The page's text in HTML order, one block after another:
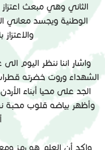
الثاني وهي مبعث اعتزاز
الوطنية ويجسد معاني
والاعتزاز
واشار اننا ننظر اليوم
الشهداء وروت خضرته
الجد على محيا أبناء
وأظهر بياضه قلوب
واكد أن العلم هو رمز